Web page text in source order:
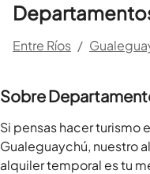
Entre Ríos /
Sobre
Si pensas hacer turismo
Gualeguaychú, nuestro
alquiler temporal es tu